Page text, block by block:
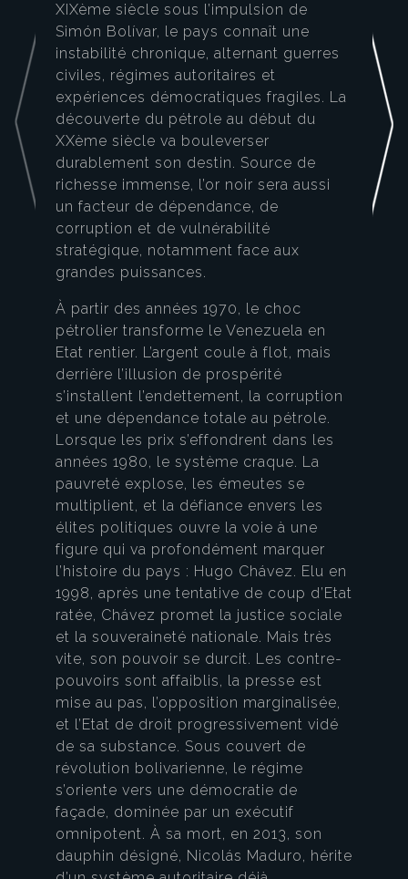
XIXème siècle sous l’impulsion de
Simón Bolívar, le pays connaît une
instabilité chronique, alternant guerres
civiles, régimes autoritaires et
expériences démocratiques fragiles. La
découverte du pétrole au début du
XXème siècle va bouleverser
durablement son destin. Source de
richesse immense, l’or noir sera aussi
un facteur de dépendance, de
corruption et de vulnérabilité
stratégique, notamment face aux
grandes puissances.
À partir des années 1970, le choc
pétrolier transforme le Venezuela en
Etat rentier. L’argent coule à flot, mais
derrière l’illusion de prospérité
s’installent l’endettement, la corruption
et une dépendance totale au pétrole.
Lorsque les prix s’effondrent dans les
années 1980, le système craque. La
pauvreté explose, les émeutes se
multiplient, et la défiance envers les
élites politiques ouvre la voie à une
figure qui va profondément marquer
l’histoire du pays : Hugo Chávez. Elu en
1998, après une tentative de coup d’Etat
ratée, Chávez promet la justice sociale
et la souveraineté nationale. Mais très
vite, son pouvoir se durcit. Les contre-
pouvoirs sont affaiblis, la presse est
mise au pas, l’opposition marginalisée,
et l’Etat de droit progressivement vidé
de sa substance. Sous couvert de
révolution bolivarienne, le régime
s’oriente vers une démocratie de
façade, dominée par un exécutif
omnipotent. À sa mort, en 2013, son
dauphin désigné, Nicolás Maduro, hérite